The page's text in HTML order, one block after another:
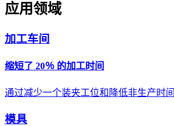
应用领域
加工车间
缩短了 20％ 的加工时间
通过减少一个装夹工位和降低非生产时间
模具